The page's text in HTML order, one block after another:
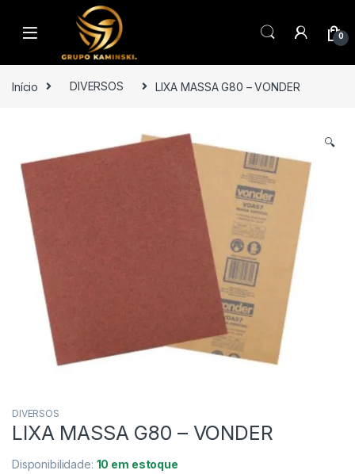
Saltar para navegação
Pular para o conteúdo
0
Início DIVERSOS LIXA MASSA G80 – VONDER
🔍
DIVERSOS
LIXA MASSA G80 – VONDER
Disponibilidade: 10 em estoque